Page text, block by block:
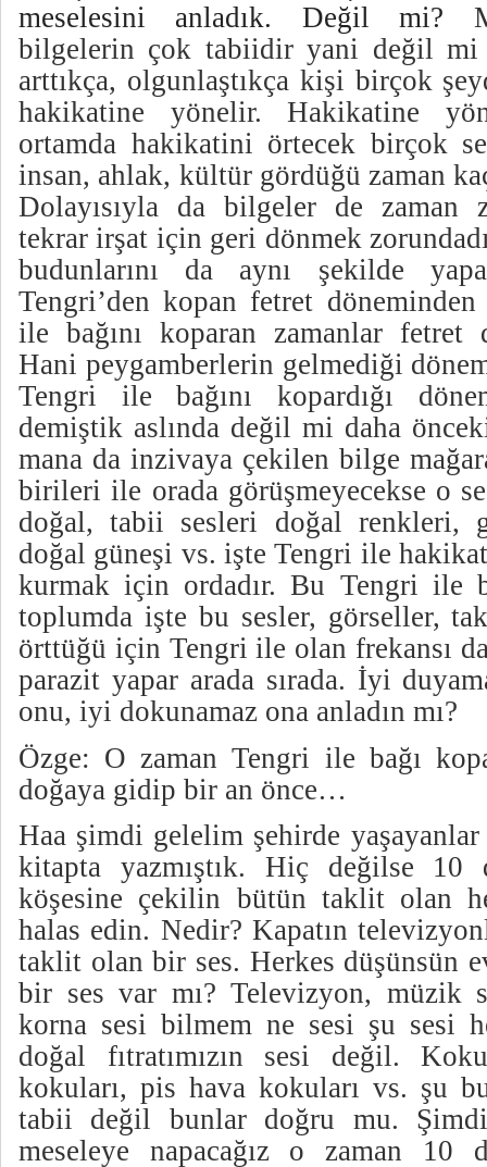
bilgelerin çok tabiidir yani değil
arttıkça, olgunlaştıkça kişi birçok
hakikatine yönelir. Hakikatine
ortamda hakikatini örtecek birçok
insan, ahlak, kültür gördüğü zaman
Dolayısıyla da bilgeler de zaman
tekrar irşat için geri dönmek
budunlarını da aynı şekilde
Tengri’den kopan fetret
ile bağını koparan zamanlar fetret
Hani peygamberlerin gelmediği
Tengri ile bağını kopardığı
demiştik aslında değil mi daha
mana da inzivaya çekilen bilge
birileri ile orada görüşmeyecekse o
doğal, tabii sesleri doğal renkleri,
doğal güneşi vs. işte Tengri ile
kurmak için ordadır. Bu Tengri ile
toplumda işte bu sesler, görseller,
örttüğü için Tengri ile olan frekansı
parazit yapar arada sırada. İyi
onu, iyi dokunamaz ona anladın mı?
Özge: O zaman Tengri ile bağı
doğaya gidip bir an önce…
Haa şimdi gelelim şehirde
kitapta yazmıştık. Hiç değilse
köşesine çekilin bütün taklit olan
halas edin. Nedir? Kapatın
taklit olan bir ses. Herkes düşünsün
bir ses var mı? Televizyon, müzik
korna sesi bilmem ne sesi şu sesi
doğal fıtratımızın sesi değil.
kokuları, pis hava kokuları vs. şu
tabii değil bunlar doğru mu.
meseleye napacağız o zaman